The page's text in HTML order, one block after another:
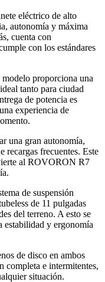
eléctrico de alto
autonomía y máxima
cuenta con
con los estándares
proporciona una
tanto para ciudad
de potencia es
experiencia de
una gran autonomía,
recargas frecuentes. Este
al ROVORON R7
de suspensión
de 11 pulgadas
del terreno. A esto se
estabilidad y ergonomía
de disco en ambos
completa e intermitentes,
situación.